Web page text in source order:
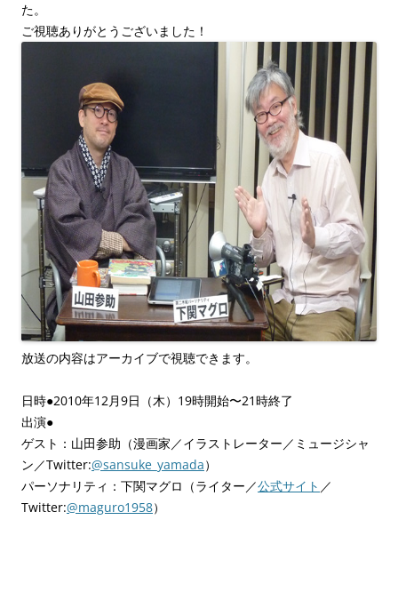
た。
ご視聴ありがとうございました！
放送の内容はアーカイブで視聴できます。
日時●2010年12月9日（木）19時開始〜21時終了
出演●
ゲスト：山田参助（漫画家／イラストレーター／ミュージシャ
ン／Twitter:@sansuke_yamada）
パーソナリティ：下関マグロ（ライター／公式サイト ／
Twitter:@maguro1958）